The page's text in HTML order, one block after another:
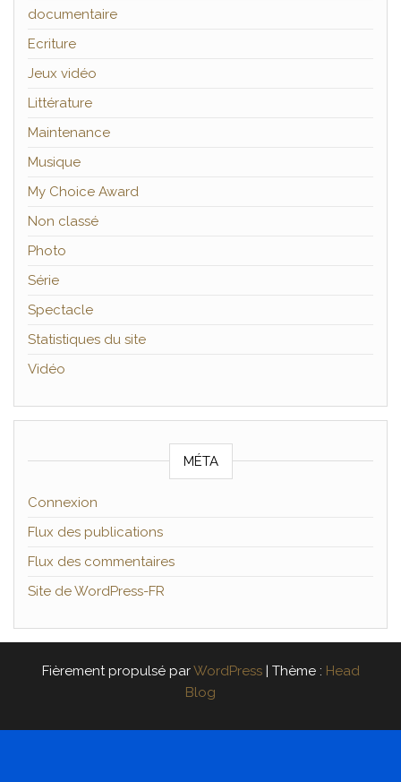
documentaire
Ecriture
Jeux vidéo
Littérature
Maintenance
Musique
My Choice Award
Non classé
Photo
Série
Spectacle
Statistiques du site
Vidéo
MÉTA
Connexion
Flux des publications
Flux des commentaires
Site de WordPress-FR
Fièrement propulsé parWordPress | Thème : Head
Blog